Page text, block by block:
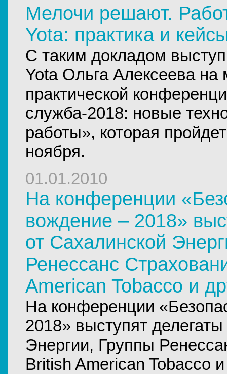
Мелочи решают.
Yota: практика и
С таким докладом
Yota Ольга Алексеева
практической
служба-2018: новые
работы», которая
ноября.
01.01.2010
На конференции
вождение – 2018»
от Сахалинской
Ренессанс
American Tobacco и
На конференции
2018» выступят
Энергии, Группы
British American Tobacco